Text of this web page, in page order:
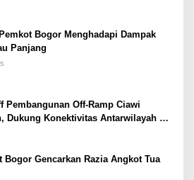
di Jakarta Selatan
Bogor Menghadapi Dampak
Panjang
Pembangunan Off-Ramp Ciawi
Dukung Konektivitas Antarwilayah di
Bogor Gencarkan Razia Angkot Tua